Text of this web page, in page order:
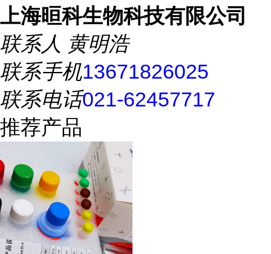
上海晅科生物科技有限公司
联系人 黄明浩
联系手机13671826025
联系电话021-62457717
推荐产品